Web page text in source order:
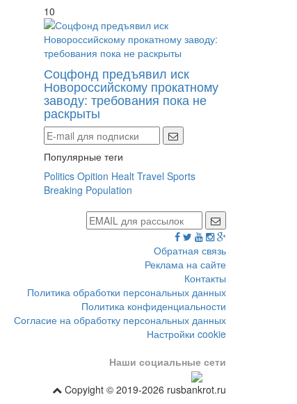
10
Соцфонд предъявил иск
Новороссийскому прокатному
заводу: требования пока не
раскрыты
Популярные теги
Politics Opition Healt Travel Sports
Breaking Population
Обратная связь
Реклама на сайте
Контакты
Политика обработки персональных данных
Политика конфиденциальности
Согласие на обработку персональных данных
Настройки cookie
Наши социальные сети
Copyight © 2019-2026 rusbankrot.ru